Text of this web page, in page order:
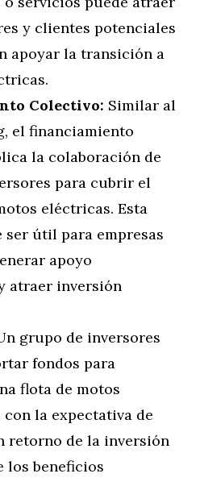
y clientes potenciales
apoyar la transición a
Colectivo: Similar al
el financiamiento
la colaboración de
para cubrir el
eléctricas. Esta
ser útil para empresas
apoyo
atraer inversión
grupo de inversores
fondos para
flota de motos
la expectativa de
retorno de la inversión
los beneficios